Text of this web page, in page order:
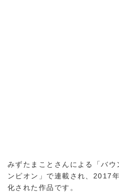
みずたまことさんによる「バ
ンピオン」で連載され、2017
化された作品です。